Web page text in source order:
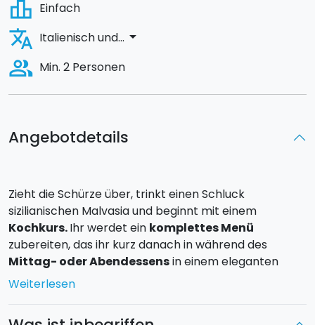
Angebotdetails
Zieht die Schürze über, trinkt einen Schluck
sizilianischen Malvasia und beginnt mit einem
Kochkurs.Ihr werdet ein komplettes Menü
zubereiten, das ihr kurz danach in während des
Mittag- oder Abendessensin einem eleganten
Lokalverkosten
Weiterlesen
leaderboard Einfach
translate Italienisch und... arrow_drop_down
people_alt Min. 2 Personen